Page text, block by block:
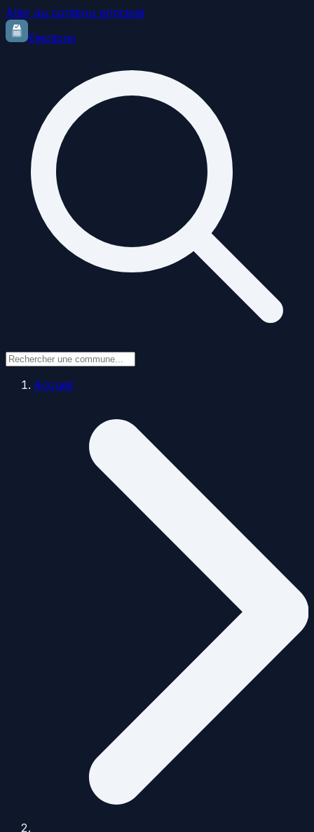
Aller au contenu principal
Elections
Accueil